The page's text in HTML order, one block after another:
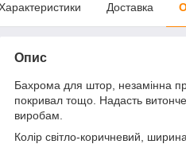
Доставка
Опис
Бахрома для штор, незамінна
покривал тощо. Надасть
виробам.
Колір світло-коричневий,